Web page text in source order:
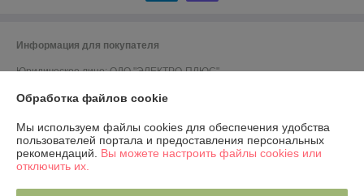
Информация для покупателя
Юридическое лицо:ОДО "ЭЛЕКТРО-ПЛЮС"
Регистрационный номер ЕГР: 590001816
УНП: 590001816
Регистрационный орган: Гродненский городской исполком
Обработка файлов cookie
Мы используем файлы cookies для обеспечения удобства
пользователей портала и предоставления персональных
рекомендаций. Вы можете настроить файлы cookies или
отключить их.